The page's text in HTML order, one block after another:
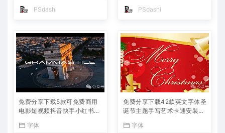
格式合集
PSdashi
不侵权短视频自媒体
PSdashi
免费分享下载5款可免费商用
电影短视频抖音快手小红书自
素材库PS大师网平面设计宣
字体
免费分享下载42款英文字体圣
诞节主题手写艺术卡通安装包
te海报宣传册模板节日活动电
字体